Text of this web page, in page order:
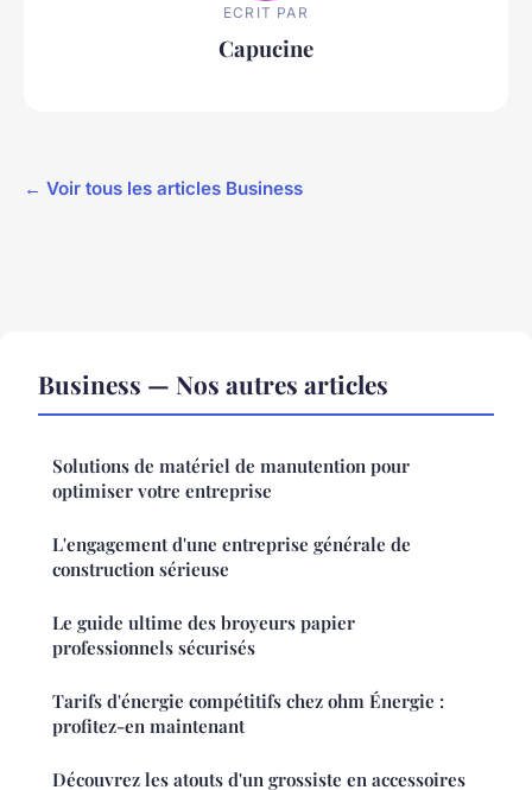
ECRIT PAR
Capucine
← Voir tous les articles Business
Business — Nos autres articles
Solutions de matériel de manutention pour
optimiser votre entreprise
L'engagement d'une entreprise générale de
construction sérieuse
Le guide ultime des broyeurs papier
professionnels sécurisés
Tarifs d'énergie compétitifs chez ohm Énergie :
profitez-en maintenant
Découvrez les atouts d'un grossiste en accessoires